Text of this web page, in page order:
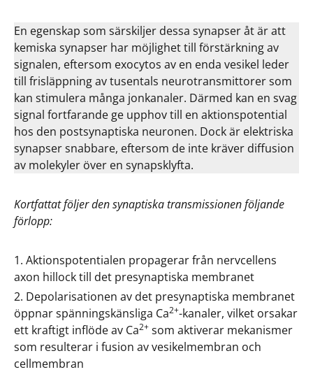
En egenskap som särskiljer dessa synapser åt är att
kemiska synapser har möjlighet till förstärkning av
signalen, eftersom exocytos av en enda vesikel leder
till frisläppning av tusentals neurotransmittorer som
kan stimulera många jonkanaler. Därmed kan en svag
signal fortfarande ge upphov till en aktionspotential
hos den postsynaptiska neuronen. Dock är elektriska
synapser snabbare, eftersom de inte kräver diffusion
av molekyler över en synapsklyfta.
Kortfattat följer den synaptiska transmissionen följande
förlopp:
Aktionspotentialen propagerar från nervcellens
axon hillock till det presynaptiska membranet
Depolarisationen av det presynaptiska membranet
öppnar spänningskänsliga Ca2+-kanaler, vilket orsakar
ett kraftigt inflöde av Ca2+ som aktiverar mekanismer
som resulterar i fusion av vesikelmembran och
cellmembran